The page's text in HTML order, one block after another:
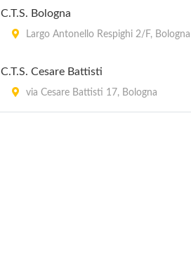
C.T.S. Bologna
Largo Antonello Respighi 2/F, Bologna
C.T.S. Cesare Battisti
via Cesare Battisti 17, Bologna